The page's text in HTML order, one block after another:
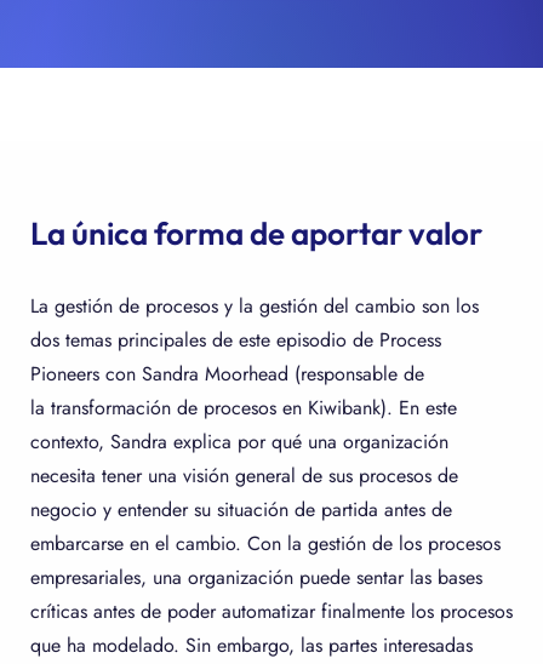
La única forma de aportar valor
La gestión de procesos y la gestión del cambio son los
dos temas principales de este episodio de Process
Pioneers con Sandra Moorhead (responsable de
la transformación de procesos en Kiwibank). En este
contexto, Sandra explica por qué una organización
necesita tener una visión general de sus procesos de
negocio y entender su situación de partida antes de
embarcarse en el cambio. Con la gestión de los procesos
empresariales, una organización puede sentar las bases
críticas antes de poder automatizar finalmente los procesos
que ha modelado. Sin embargo, las partes interesadas